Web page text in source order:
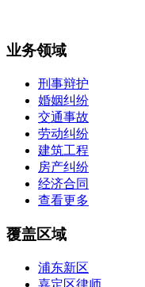
业务领域
刑事辩护
婚姻纠纷
交通事故
劳动纠纷
建筑工程
房产纠纷
经济合同
查看更多
覆盖区域
浦东新区
嘉定区律师